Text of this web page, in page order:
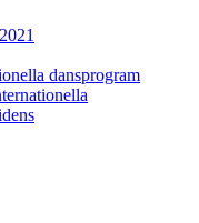
dansprogram